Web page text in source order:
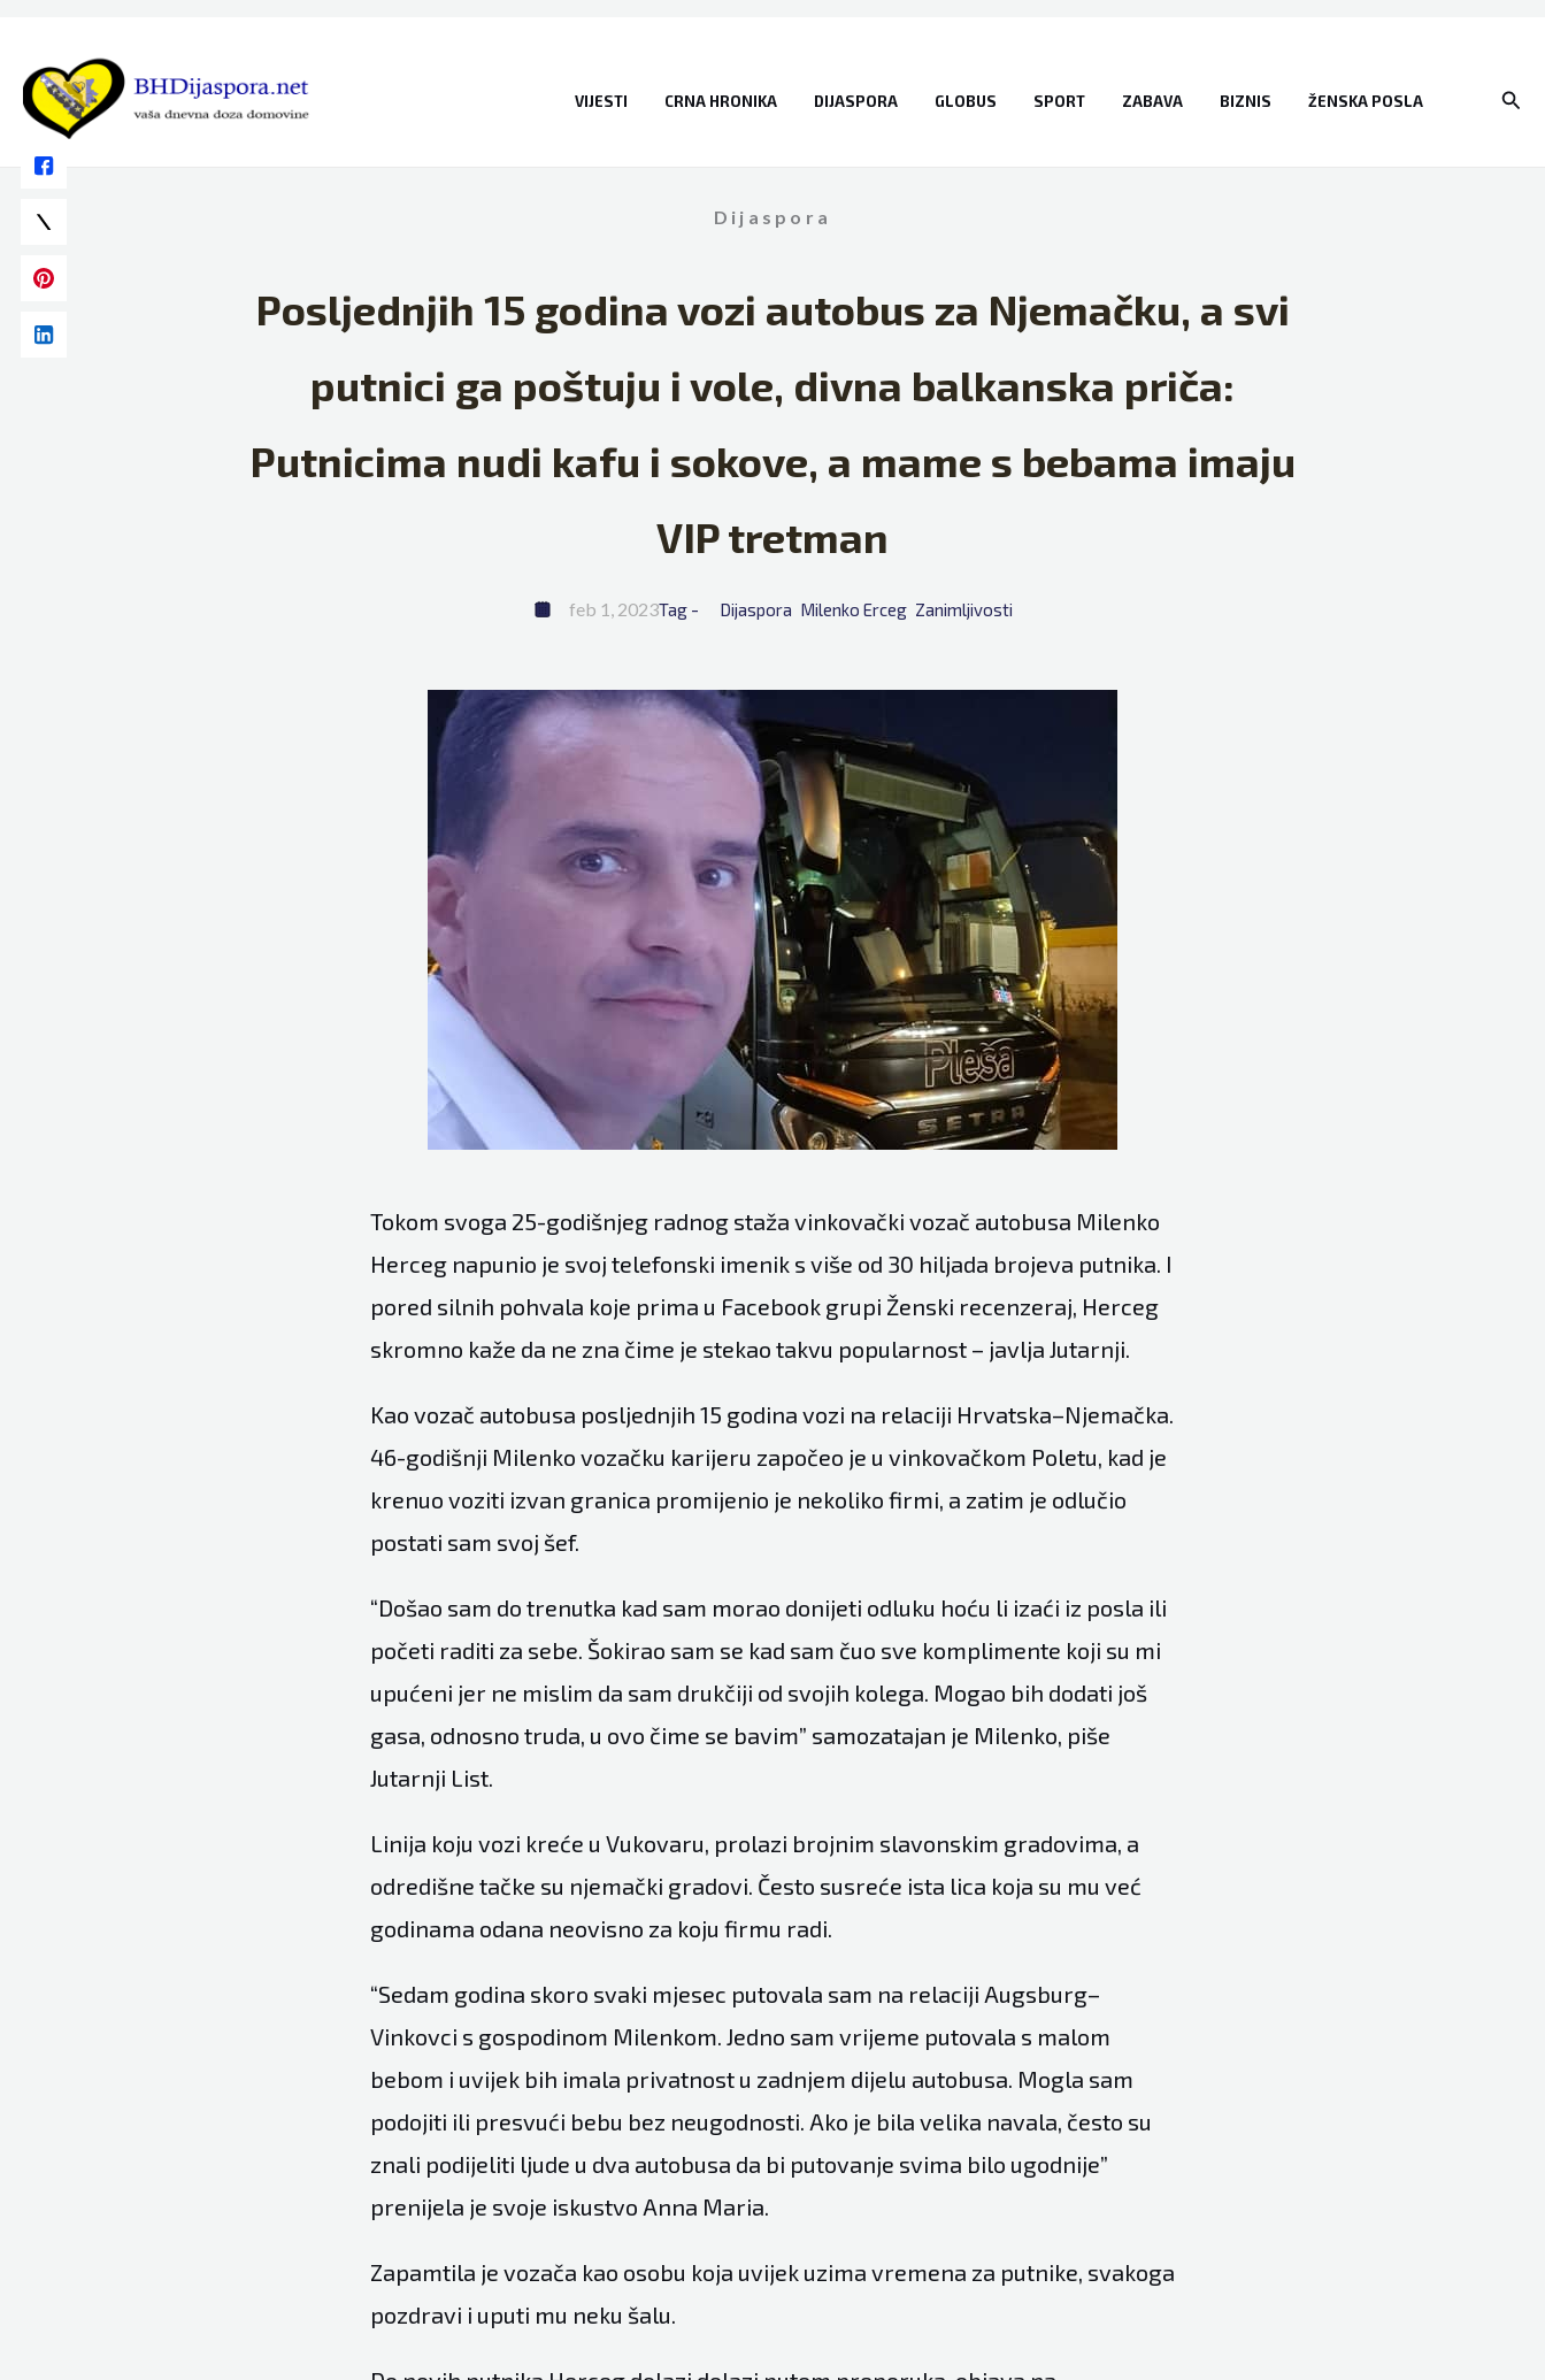
content
VIJESTI CRNA HRONIKA DIJASPORA GLOBUS SPORT ZABAVA BIZNIS ŽENSKA POSLA
Dijaspora
Posljednjih 15 godina vozi autobus za Njemačku, a svi
putnici ga poštuju i vole, divna balkanska priča:
Putnicima nudi kafu i sokove, a mame s bebama imaju
VIP tretman
feb 1, 2023Tag - Dijaspora Milenko Erceg Zanimljivosti
Tokom svoga 25-godišnjeg radnog staža vinkovački vozač autobusa Milenko
Herceg napunio je svoj telefonski imenik s više od 30 hiljada brojeva putnika. I
pored silnih pohvala koje prima u Facebook grupi Ženski recenzeraj, Herceg
skromno kaže da ne zna čime je stekao takvu popularnost – javlja Jutarnji.
Kao vozač autobusa posljednjih 15 godina vozi na relaciji Hrvatska–Njemačka.
46-godišnji Milenko vozačku karijeru započeo je u vinkovačkom Poletu, kad je
krenuo voziti izvan granica promijenio je nekoliko firmi, a zatim je odlučio
postati sam svoj šef.
“Došao sam do trenutka kad sam morao donijeti odluku hoću li izaći iz posla ili
početi raditi za sebe. Šokirao sam se kad sam čuo sve komplimente koji su mi
upućeni jer ne mislim da sam drukčiji od svojih kolega. Mogao bih dodati još
gasa, odnosno truda, u ovo čime se bavim” samozatajan je Milenko, piše
Jutarnji List.
Linija koju vozi kreće u Vukovaru, prolazi brojnim slavonskim gradovima, a
odredišne tačke su njemački gradovi. Često susreće ista lica koja su mu već
godinama odana neovisno za koju firmu radi.
“Sedam godina skoro svaki mjesec putovala sam na relaciji Augsburg–
Vinkovci s gospodinom Milenkom. Jedno sam vrijeme putovala s malom
bebom i uvijek bih imala privatnost u zadnjem dijelu autobusa. Mogla sam
podojiti ili presvući bebu bez neugodnosti. Ako je bila velika navala, često su
znali podijeliti ljude u dva autobusa da bi putovanje svima bilo ugodnije”
prenijela je svoje iskustvo Anna Maria.
Zapamtila je vozača kao osobu koja uvijek uzima vremena za putnike, svakoga
pozdravi i uputi mu neku šalu.